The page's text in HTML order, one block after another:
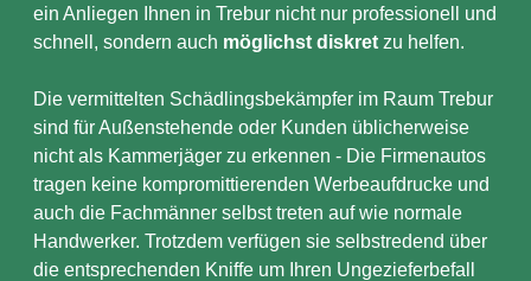
ein Anliegen Ihnen in Trebur nicht nur professionell und
schnell, sondern auch möglichst diskret zu helfen.
Die vermittelten Schädlingsbekämpfer im Raum Trebur
sind für Außenstehende oder Kunden üblicherweise
nicht als Kammerjäger zu erkennen - Die Firmenautos
tragen keine kompromittierenden Werbeaufdrucke und
auch die Fachmänner selbst treten auf wie normale
Handwerker. Trotzdem verfügen sie selbstredend über
die entsprechenden Kniffe um Ihren Ungezieferbefall